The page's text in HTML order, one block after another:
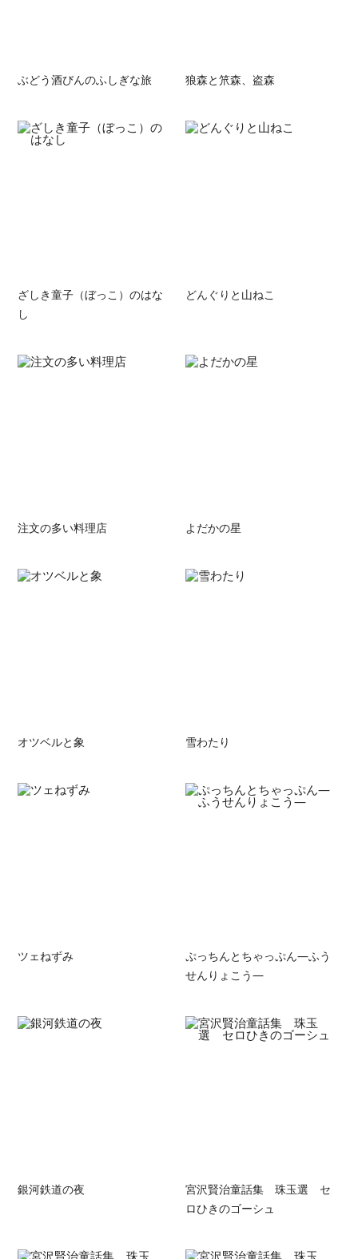
ぶどう酒びんのふしぎな旅 狼森と笊森、盗森
ざしき童子（ぼっこ）のはな
し
どんぐりと山ねこ
注文の多い料理店 よだかの星
オツベルと象 雪わたり
ツェねずみ
ぷっちんとちゃっぷん―ふう
せんりょこう―
銀河鉄道の夜
宮沢賢治童話集 珠玉選 セ
ロひきのゴーシュ